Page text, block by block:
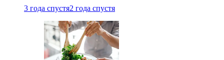
3 года спустя2 года спустя